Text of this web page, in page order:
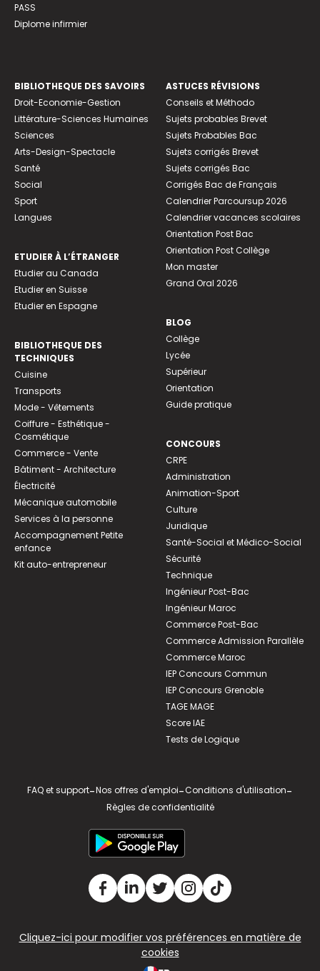
PASS
Diplome infirmier
BIBLIOTHEQUE DES SAVOIRS
Droit-Economie-Gestion
Littérature-Sciences Humaines
Sciences
Arts-Design-Spectacle
Santé
Social
Sport
Langues
ETUDIER À L’ÉTRANGER
Etudier au Canada
Etudier en Suisse
Etudier en Espagne
BIBLIOTHEQUE DES
TECHNIQUES
Cuisine
Transports
Mode - Vêtements
Coiffure - Esthétique -
Cosmétique
Commerce - Vente
Bâtiment - Architecture
Électricité
Mécanique automobile
Services à la personne
Accompagnement Petite
enfance
Kit auto-entrepreneur
ASTUCES RÉVISIONS
Conseils et Méthodo
Sujets probables Brevet
Sujets Probables Bac
Sujets corrigés Brevet
Sujets corrigés Bac
Corrigés Bac de Français
Calendrier Parcoursup 2026
Calendrier vacances scolaires
Orientation Post Bac
Orientation Post Collège
Mon master
Grand Oral 2026
BLOG
Collège
Lycée
Supérieur
Orientation
Guide pratique
CONCOURS
CRPE
Administration
Animation-Sport
Culture
Juridique
Santé-Social et Médico-Social
Sécurité
Technique
Ingénieur Post-Bac
Ingénieur Maroc
Commerce Post-Bac
Commerce Admission Parallèle
Commerce Maroc
IEP Concours Commun
IEP Concours Grenoble
TAGE MAGE
Score IAE
Tests de Logique
FAQ et support-Nos offres d'emploi-Conditions d'utilisation-
Règles de confidentialité
Cliquez-ici pour modifier vos préférences en matière de
cookies